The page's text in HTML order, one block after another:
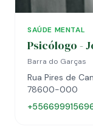
SAÚDE MENTAL
Psicólogo -
Barra do Garças
Rua Pires de
78600-000